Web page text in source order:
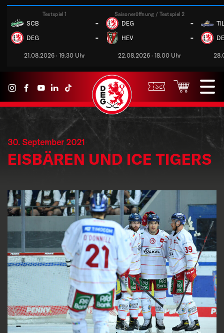
Testspiel 1
SCB -
DEG -
21.08.2026 · 19.30 Uhr
Saisoneröffnung / Testspiel 2
DEG -
HEV -
22.08.2026 · 18.00 Uhr
TIL
30. September 2021
EISBÄREN UND ICE TIGERS